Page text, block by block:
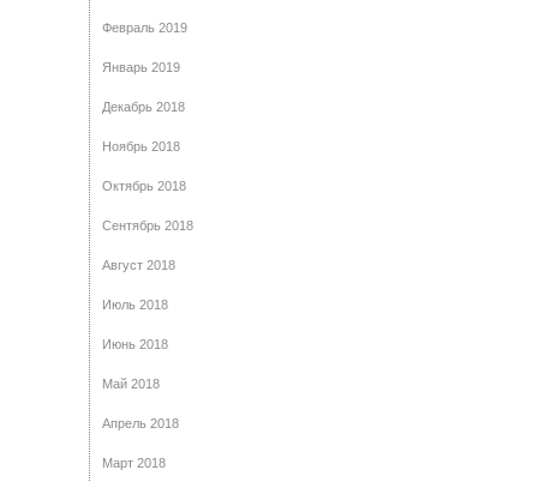
Февраль 2019
Январь 2019
Декабрь 2018
Ноябрь 2018
Октябрь 2018
Сентябрь 2018
Август 2018
Июль 2018
Июнь 2018
Май 2018
Апрель 2018
Март 2018